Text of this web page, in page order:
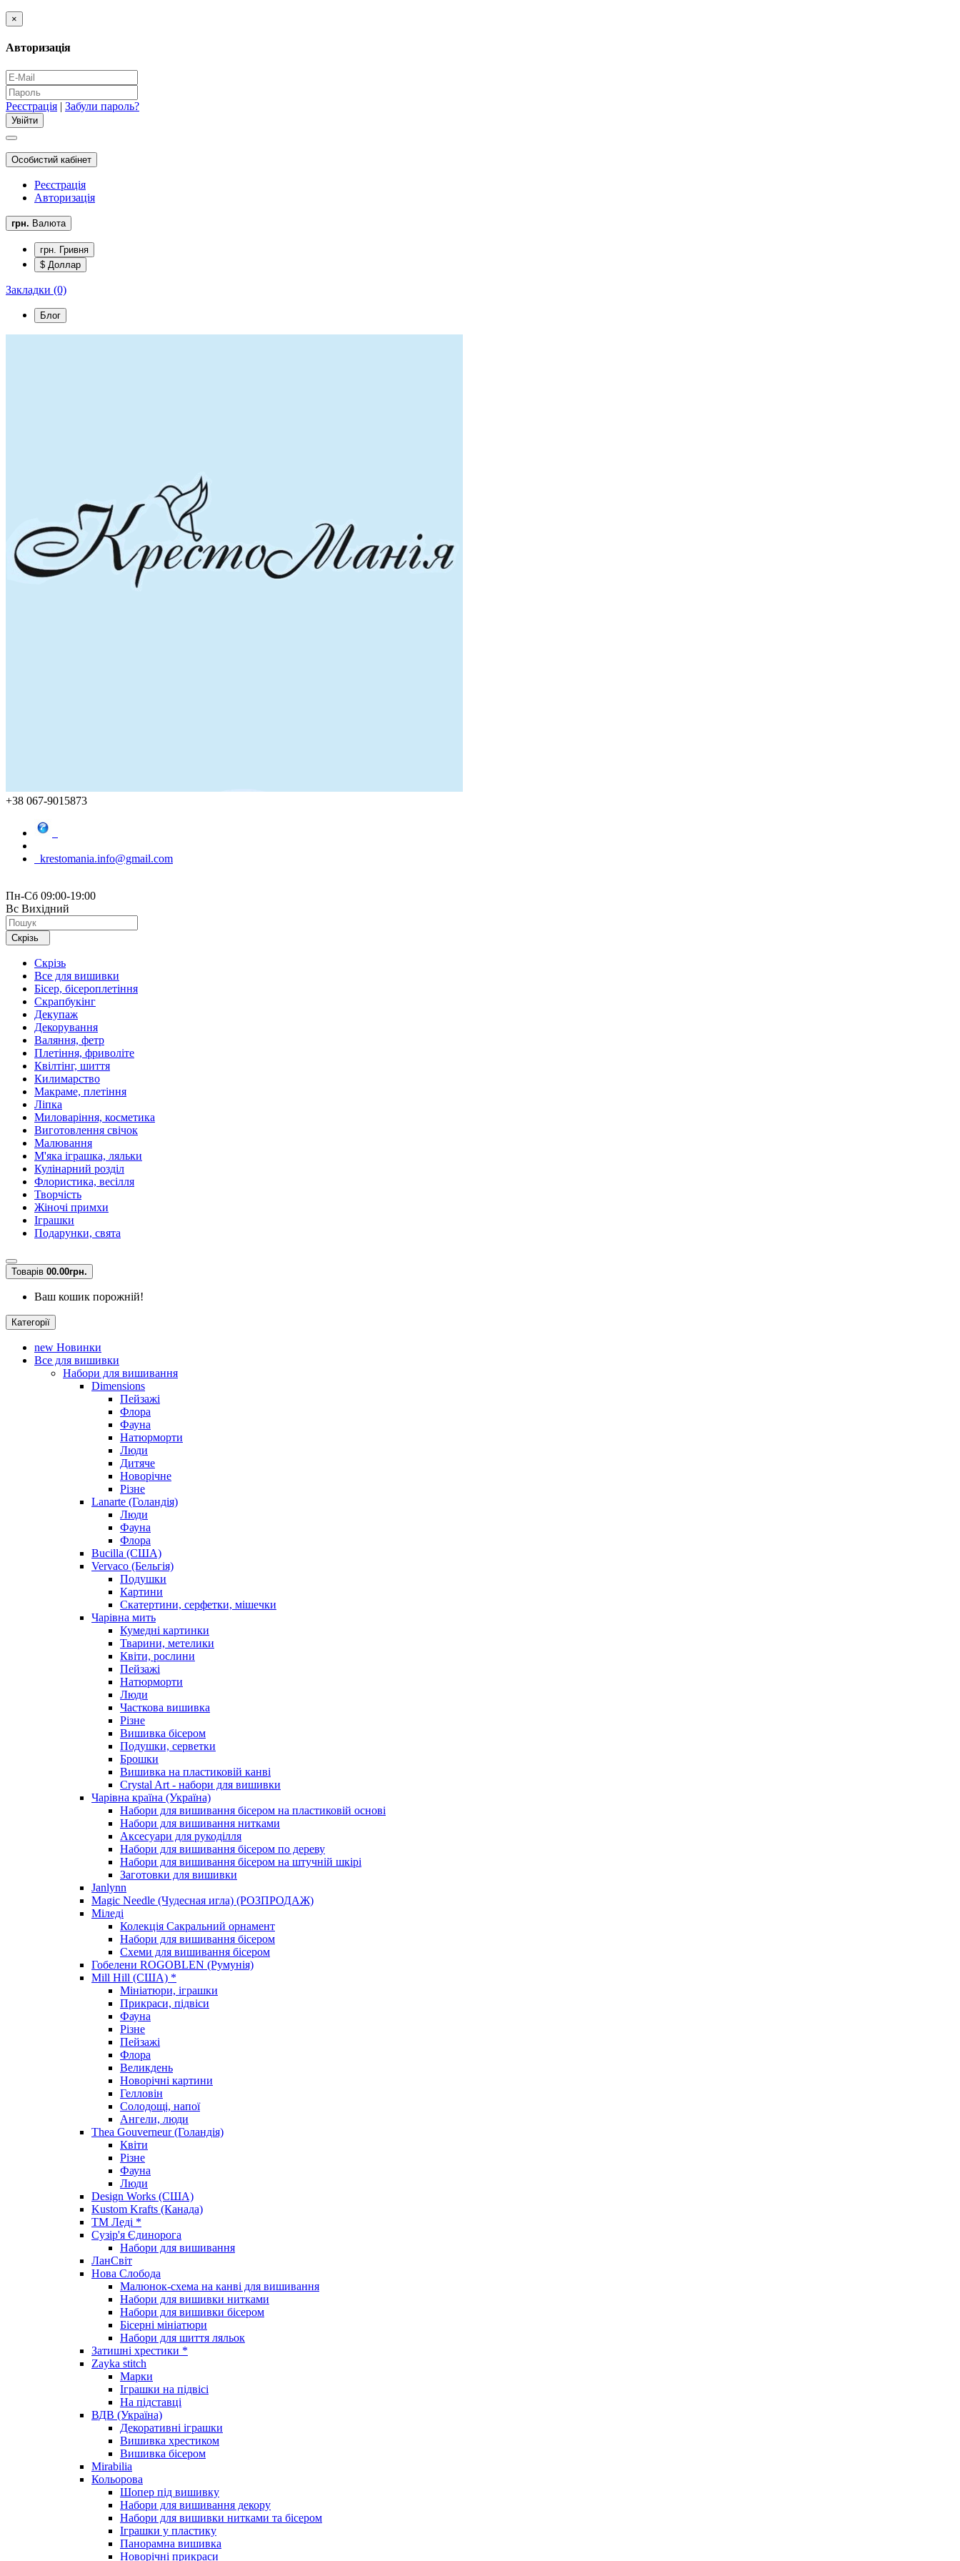
×
Авторизація
Реєстрація | Забули пароль?
Особистий кабінет
Реєстрація
Авторизація
грн. Валюта
грн. Гривня
$ Доллар
Закладки (0)
Блог
+38 067-9015873
krestomania.info@gmail.com
Пн-Сб 09:00-19:00
Вс Вихідний
Скрізь
Скрізь
Все для вишивки
Бісер, бісероплетіння
Скрапбукінг
Декупаж
Декорування
Валяння, фетр
Плетіння, фриволіте
Квілтінг, шиття
Килимарство
Макраме, плетіння
Ліпка
Миловаріння, косметика
Виготовлення свічок
Малювання
М'яка іграшка, ляльки
Кулінарний розділ
Флористика, весілля
Творчість
Жіночі примхи
Іграшки
Подарунки, свята
Товарів 00.00грн.
Ваш кошик порожній!
Категорії
new Новинки
Все для вишивки
Набори для вишивання
Dimensions
Пейзажі
Флора
Фауна
Натюрморти
Люди
Дитяче
Новорічне
Різне
Lanarte (Голандія)
Люди
Фауна
Флора
Bucilla (США)
Vervaco (Бельгія)
Подушки
Картини
Скатертини, серфетки, мішечки
Чарiвна мить
Кумедні картинки
Тварини, метелики
Квіти, рослини
Пейзажі
Натюрморти
Люди
Часткова вишивка
Різне
Вишивка бісером
Подушки, серветки
Брошки
Вишивка на пластиковій канві
Crystal Art - набори для вишивки
Чарівна країна (Україна)
Набори для вишивання бісером на пластиковій основі
Набори для вишивання нитками
Аксесуари для рукоділля
Набори для вишивання бісером по дереву
Набори для вишивання бісером на штучній шкірі
Заготовки для вишивки
Janlynn
Magic Needle (Чудесная игла) (РОЗПРОДАЖ)
Міледі
Колекція Сакральний орнамент
Набори для вишивання бісером
Схеми для вишивання бісером
Гобелени ROGOBLEN (Румунія)
Mill Hill (США) *
Мініатюри, іграшки
Прикраси, підвіси
Фауна
Різне
Пейзажі
Флора
Великдень
Новорічні картини
Гелловін
Солодощі, напої
Ангели, люди
Thea Gouverneur (Голандія)
Квіти
Різне
Фауна
Люди
Design Works (США)
Kustom Krafts (Канада)
ТМ Леді *
Сузір'я Єдинорога
Набори для вишивання
ЛанСвіт
Нова Слобода
Малюнок-схема на канві для вишивання
Набори для вишивки нитками
Набори для вишивки бісером
Бісерні мініатюри
Набори для шиття ляльок
Затишні хрестики *
Zayka stitch
Марки
Іграшки на підвісі
На підставці
ВДВ (Україна)
Декоративні іграшки
Вишивка хрестиком
Вишивка бісером
Mirabilia
Кольорова
Шопер під вишивку
Набори для вишивання декору
Набори для вишивки нитками та бісером
Іграшки у пластику
Панорамна вишивка
Новорічні прикраси